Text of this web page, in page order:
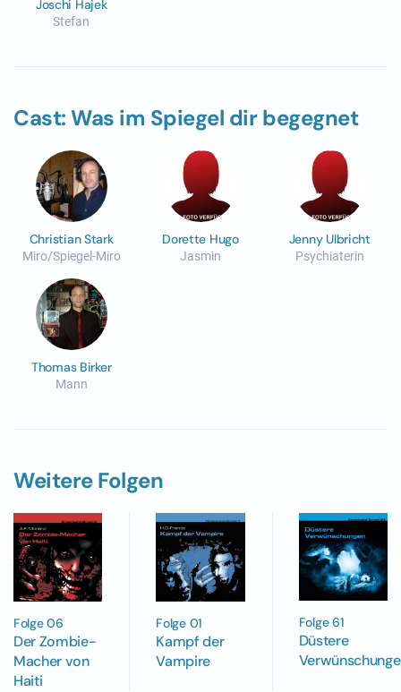
Joschi Hajek
Stefan
Cast: Was im Spiegel dir begegnet
Christian Stark
Miro/Spiegel-Miro
Dorette Hugo
Jasmin
Jenny Ulbricht
Psychiaterin
Thomas Birker
Mann
Weitere Folgen
Folge 06
Der Zombie-
Macher von
Haiti
Folge 01
Kampf der
Vampire
Folge 61
Düstere